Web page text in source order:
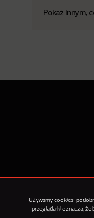
Używamy cookies i
przeglądarki oznacza, że
Pokaż innym,